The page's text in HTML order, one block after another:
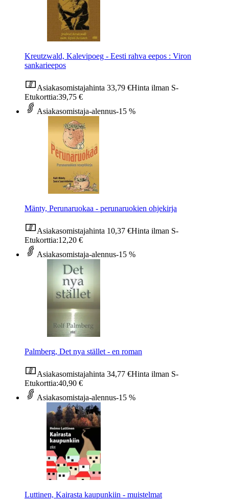
Kreutzwald, Kalevipoeg - Eesti rahva eepos : Viron
sankarieepos
Asiakasomistajahinta 33,79 €Hinta ilman S-
Etukorttia:39,75 €
Asiakasomistaja-alennus-15 %
Mänty, Perunaruokaa - perunaruokien ohjekirja
Asiakasomistajahinta 10,37 €Hinta ilman S-
Etukorttia:12,20 €
Asiakasomistaja-alennus-15 %
Palmberg, Det nya stället - en roman
Asiakasomistajahinta 34,77 €Hinta ilman S-
Etukorttia:40,90 €
Asiakasomistaja-alennus-15 %
Luttinen, Kairasta kaupunkiin - muistelmat